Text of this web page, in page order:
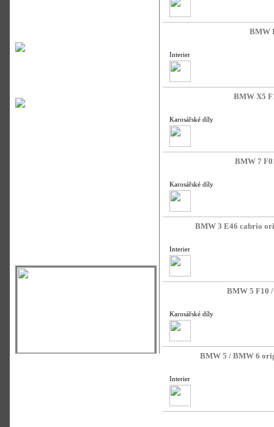
BMW
Interier
BMW X5
Karosářské díly
BMW 7
Karosářské díly
BMW 3 E46 cabrio
Interier
BMW 5 F10
Karosářské díly
BMW 5 / BMW 6
Interier